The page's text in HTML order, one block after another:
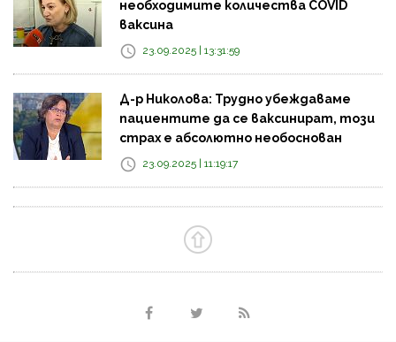
необходимите количества COVID
ваксина
23.09.2025 | 13:31:59
Д-р Николова: Трудно убеждаваме
пациентите да се ваксинират, този
страх е абсолютно необоснован
23.09.2025 | 11:19:17